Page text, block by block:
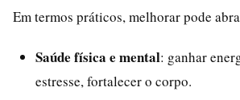
Em termos práticos, melhorar pode
Saúde física e mental: ganhar
estresse, fortalecer o corpo.